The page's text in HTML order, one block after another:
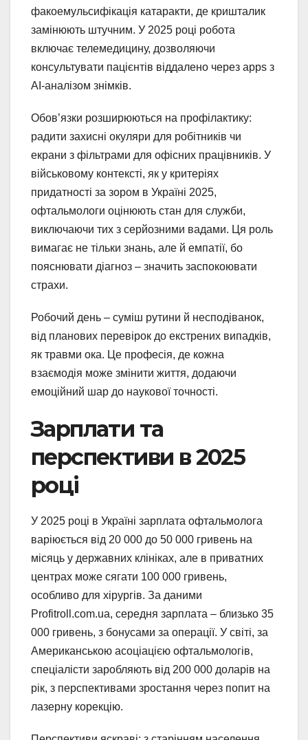
факоемульсифікація катаракти, де кришталик
замінюють штучним. У 2025 році робота
включає телемедицину, дозволяючи
консультувати пацієнтів віддалено через apps з
AI-аналізом знімків.
Обов’язки розширюються на профілактику:
радити захисні окуляри для робітників чи
екрани з фільтрами для офісних працівників. У
військовому контексті, як у критеріях
придатності за зором в Україні 2025,
офтальмологи оцінюють стан для служби,
виключаючи тих з серйозними вадами. Ця роль
вимагає не тільки знань, але й емпатії, бо
пояснювати діагноз – значить заспокоювати
страхи.
Робочий день – суміш рутини й несподіванок,
від планових перевірок до екстрених випадків,
як травми ока. Це професія, де кожна
взаємодія може змінити життя, додаючи
емоційний шар до наукової точності.
Зарплати та
перспективи в 2025
році
У 2025 році в Україні зарплата офтальмолога
варіюється від 20 000 до 50 000 гривень на
місяць у державних клініках, але в приватних
центрах може сягати 100 000 гривень,
особливо для хірургів. За даними
Profitroll.com.ua, середня зарплата – близько 35
000 гривень, з бонусами за операції. У світі, за
Американською асоціацією офтальмологів,
спеціалісти заробляють від 200 000 доларів на
рік, з перспективами зростання через попит на
лазерну корекцію.